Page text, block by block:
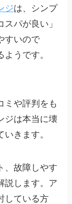
ジは、シンプ
パが良い」
すいので
うです。
ミや評判をも
ジは本当に壊
きます。
、故障しやす
説します。ア
している方